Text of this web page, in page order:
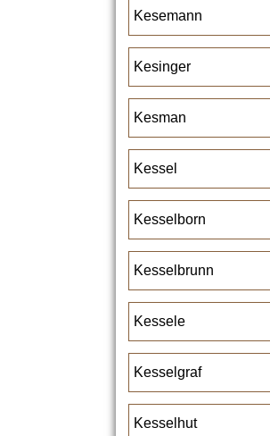
Kesemann
Kesinger
Kesman
Kessel
Kesselborn
Kesselbrunn
Kessele
Kesselgraf
Kesselhut